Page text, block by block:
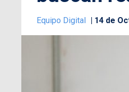
Equipo Digital 14 de